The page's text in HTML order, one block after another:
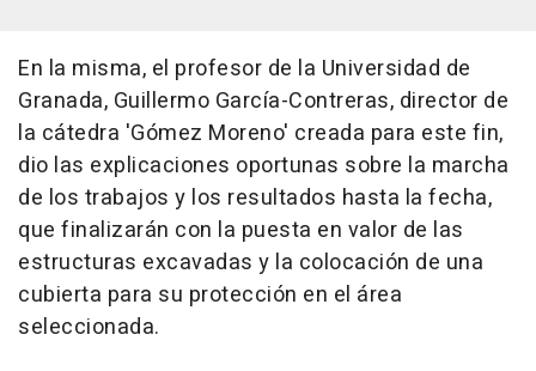
En la misma, el profesor de la Universidad de
Granada, Guillermo García-Contreras, director de
la cátedra 'Gómez Moreno' creada para este fin,
dio las explicaciones oportunas sobre la marcha
de los trabajos y los resultados hasta la fecha,
que finalizarán con la puesta en valor de las
estructuras excavadas y la colocación de una
cubierta para su protección en el área
seleccionada.